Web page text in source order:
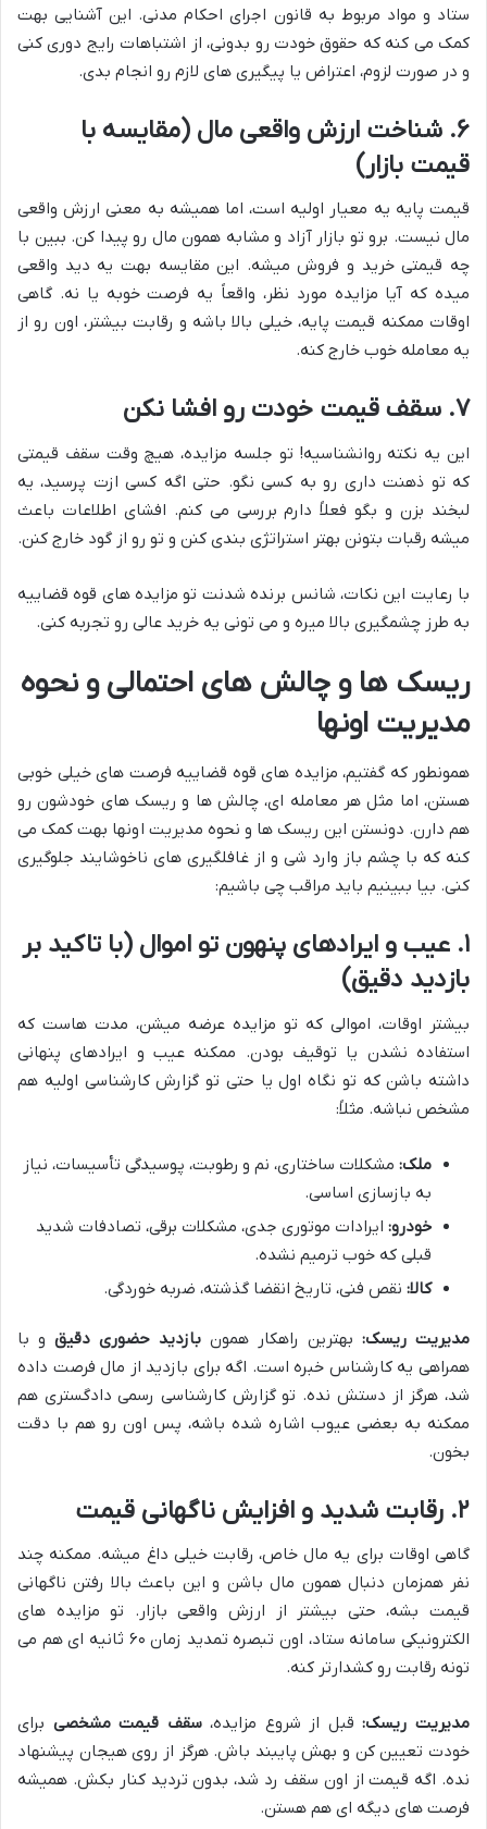
ستاد و مواد مربوط به قانون اجرای احکام مدنی. این آشنایی بهت
کمک می کنه که حقوق خودت رو بدونی، از اشتباهات رایج دوری کنی
و در صورت لزوم، اعتراض یا پیگیری های لازم رو انجام بدی.
۶. شناخت ارزش واقعی مال (مقایسه با
قیمت بازار)
قیمت پایه یه معیار اولیه است، اما همیشه به معنی ارزش واقعی
مال نیست. برو تو بازار آزاد و مشابه همون مال رو پیدا کن. ببین با
چه قیمتی خرید و فروش میشه. این مقایسه بهت یه دید واقعی
میده که آیا مزایده مورد نظر، واقعاً یه فرصت خوبه یا نه. گاهی
اوقات ممکنه قیمت پایه، خیلی بالا باشه و رقابت بیشتر، اون رو از
یه معامله خوب خارج کنه.
۷. سقف قیمت خودت رو افشا نکن
این یه نکته روانشناسیه! تو جلسه مزایده، هیچ وقت سقف قیمتی
که تو ذهنت داری رو به کسی نگو. حتی اگه کسی ازت پرسید، یه
لبخند بزن و بگو فعلاً دارم بررسی می کنم. افشای اطلاعات باعث
میشه رقبات بتونن بهتر استراتژی بندی کنن و تو رو از گود خارج کنن.
با رعایت این نکات، شانس برنده شدنت تو مزایده های قوه قضاییه
به طرز چشمگیری بالا میره و می تونی یه خرید عالی رو تجربه کنی.
ریسک ها و چالش های احتمالی و نحوه
مدیریت اونها
همونطور که گفتیم، مزایده های قوه قضاییه فرصت های خیلی خوبی
هستن، اما مثل هر معامله ای، چالش ها و ریسک های خودشون رو
هم دارن. دونستن این ریسک ها و نحوه مدیریت اونها بهت کمک می
کنه که با چشم باز وارد شی و از غافلگیری های ناخوشایند جلوگیری
کنی. بیا ببینیم باید مراقب چی باشیم:
۱. عیب و ایرادهای پنهون تو اموال (با تاکید بر
بازدید دقیق)
بیشتر اوقات، اموالی که تو مزایده عرضه میشن، مدت هاست که
استفاده نشدن یا توقیف بودن. ممکنه عیب و ایرادهای پنهانی
داشته باشن که تو نگاه اول یا حتی تو گزارش کارشناسی اولیه هم
مشخص نباشه. مثلاً:
ملک: مشکلات ساختاری، نم و رطوبت، پوسیدگی تأسیسات، نیاز
به بازسازی اساسی.
خودرو: ایرادات موتوری جدی، مشکلات برقی، تصادفات شدید
قبلی که خوب ترمیم نشده.
کالا: نقص فنی، تاریخ انقضا گذشته، ضربه خوردگی.
مدیریت ریسک: بهترین راهکار همون بازدید حضوری دقیق و با
همراهی یه کارشناس خبره است. اگه برای بازدید از مال فرصت داده
شد، هرگز از دستش نده. تو گزارش کارشناسی رسمی دادگستری هم
ممکنه به بعضی عیوب اشاره شده باشه، پس اون رو هم با دقت
بخون.
۲. رقابت شدید و افزایش ناگهانی قیمت
گاهی اوقات برای یه مال خاص، رقابت خیلی داغ میشه. ممکنه چند
نفر همزمان دنبال همون مال باشن و این باعث بالا رفتن ناگهانی
قیمت بشه، حتی بیشتر از ارزش واقعی بازار. تو مزایده های
الکترونیکی سامانه ستاد، اون تبصره تمدید زمان ۶۰ ثانیه ای هم می
تونه رقابت رو کشدارتر کنه.
مدیریت ریسک:قبل از شروع مزایده،سقف قیمت مشخصی برای
خودت تعیین کن و بهش پایبند باش. هرگز از روی هیجان پیشنهاد
نده. اگه قیمت از اون سقف رد شد، بدون تردید کنار بکش. همیشه
فرصت های دیگه ای هم هستن.